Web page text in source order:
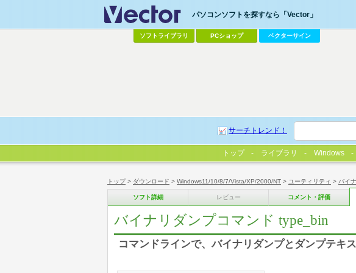
トップ> ダウンロード > Windows11/10/8/7/Vista/XP/2000/NT > ユーティリティ > バイ
ソフト詳細 レビュー コメント・評価
バイナリダンプコマンド type_bin
コマンドラインで、バイナリダンプとダンプテキ
パソコンソフトを探すなら「Vector」
ソフトライブラリ PCショップ ベクターサイン
サーチトレンド！
トップ ライブラリ Windows